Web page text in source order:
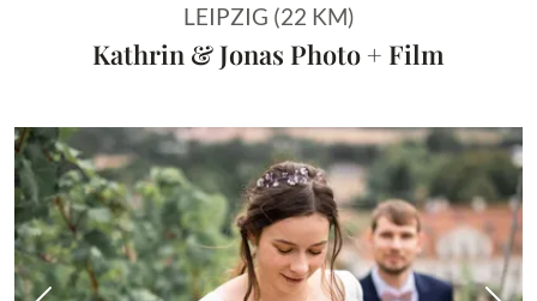
LEIPZIG (22 KM)
Kathrin & Jonas Photo + Film